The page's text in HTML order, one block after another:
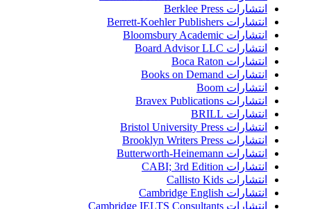
انتشارات Berklee Press
انتشارات Berrett-Koehler Publishers
انتشارات Bloomsbury Academic
انتشارات Board Advisor LLC
انتشارات Boca Raton
انتشارات Books on Demand
انتشارات Boom
انتشارات Bravex Publications
انتشارات BRILL
انتشارات Bristol University Press
انتشارات Brooklyn Writers Press
انتشارات Butterworth-Heinemann
انتشارات CABI; 3rd Edition
انتشارات Callisto Kids
انتشارات Cambridge English
انتشارات Cambridge IELTS Consultants